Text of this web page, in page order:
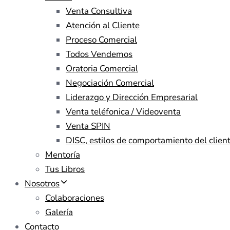
Venta Consultiva
Atención al Cliente
Proceso Comercial
Todos Vendemos
Oratoria Comercial
Negociación Comercial
Liderazgo y Dirección Empresarial
Venta teléfonica / Videoventa
Venta SPIN
DISC, estilos de comportamiento del
Mentoría
Tus Libros
Nosotros
Colaboraciones
Galería
Contacto